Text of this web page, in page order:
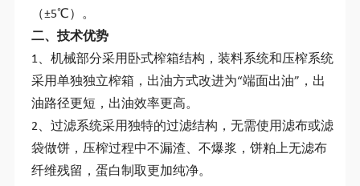
（±5℃）。
二、技术优势
1、机械部分采用卧式榨箱结构，装料系统和压榨系统
采用单独独立榨箱，出油方式改进为“端面出油”，出
油路径更短，出油效率更高。
2、过滤系统采用独特的过滤结构，无需使用滤布或滤
袋做饼，压榨过程中不漏渣、不爆浆，饼粕上无滤布
纤维残留，蛋白制取更加纯净。